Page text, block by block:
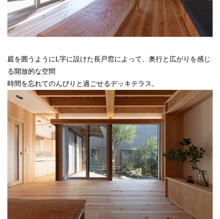
庭を囲うようにL字に設けた長戸窓によって、奥行と広がりを感じ
る開放的な空間
時間を忘れてのんびりと過ごせるデッキテラス。